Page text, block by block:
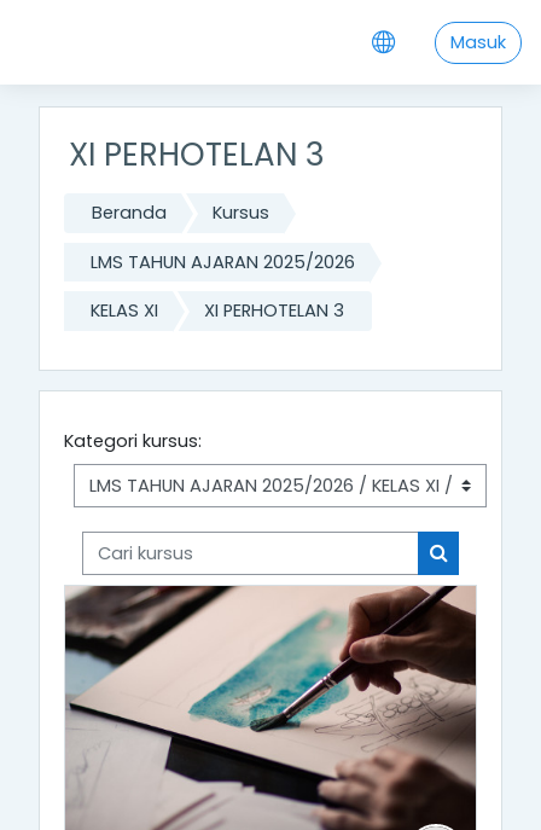
Masuk
XI PERHOTELAN 3
Beranda Kursus
LMS TAHUN AJARAN 2025/2026
KELAS XI XI PERHOTELAN 3
Kategori kursus:
Cari kursus
Cari kursus